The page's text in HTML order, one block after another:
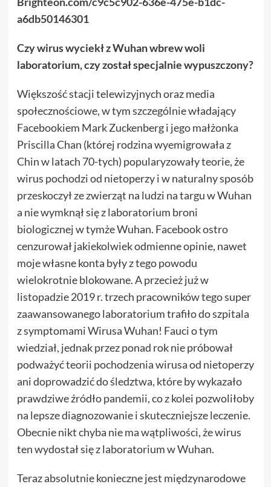
a6db50146301
Czy wirus wyciekł z Wuhan wbrew woli
laboratorium, czy został specjalnie wypuszczony?
Większość stacji telewizyjnych oraz media
społecznościowe, w tym szczególnie władający
Facebookiem Mark Zuckenberg i jego małżonka
Priscilla Chan (której rodzina wyemigrowała z
Chin w latach 70-tych) popularyzowały teorie, że
wirus pochodzi od nietoperzy i w naturalny sposób
przeskoczył ze zwierząt na ludzi na targu w Wuhan
a nie wymknął się z laboratorium broni
biologicznej w tymże Wuhan. Facebook ostro
cenzurował jakiekolwiek odmienne opinie, nawet
moje własne konta były z tego powodu
wielokrotnie blokowane. A przecież już w
listopadzie 2019 r. trzech pracowników tego super
zaawansowanego laboratorium trafiło do szpitala
z symptomami Wirusa Wuhan! Fauci o tym
wiedział, jednak przez ponad rok nie próbował
podważyć teorii pochodzenia wirusa od nietoperzy
ani doprowadzić do śledztwa, które by wykazało
prawdziwe źródło pandemii, co z kolei pozwoliłoby
na lepsze diagnozowanie i skuteczniejsze leczenie.
Obecnie nikt chyba nie ma wątpliwości, że wirus
ten wydostał się z laboratorium w Wuhan.
Teraz absolutnie konieczne jest międzynarodowe